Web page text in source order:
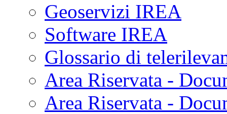
Geoservizi IREA
Software IREA
Glossario di
Area Riservata -
Area Riservata -